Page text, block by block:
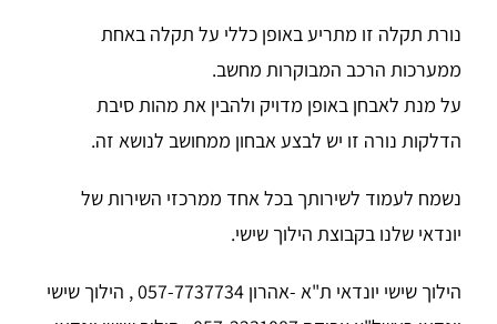
נורת תקלה זו מתריע באופן כללי על תקלה באחת
ממערכות הרכב המבוקרות מחשב.
על מנת לאבחן באופן מדויק ולהבין את מהות סיבת
הדלקות נורה זו יש לבצע אבחון ממחושב לנושא זה.
נשמח לעמוד לשירותך בכל אחד ממרכזי השירות של
יונדאי שלנו בקבוצת הילוך שישי.
הילוך שישי יונדאי ת"א -אהרון 057-7737734 , הילוך שישי